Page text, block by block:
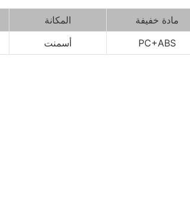
المكانة مادة خفيفة
أسمنت PC+ABS